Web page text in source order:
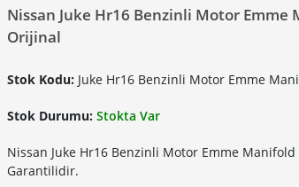
Nissan Juke Hr16 Benzinli Motor Emme
Orijinal
Stok Kodu: Juke Hr16 Benzinli Motor Emme
Stok Durumu: Stokta Var
Nissan Juke Hr16 Benzinli Motor Emme Manifold
Garantilidir.